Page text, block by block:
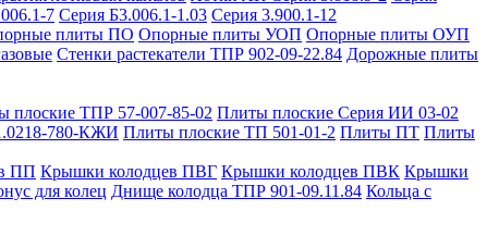
7 Серия Б3.006.1-1.03 Серия 3.900.1-12
плиты ПО Опорные плиты УОП Опорные плиты ОУП
Стенки растекатели ТПР 902-09-22.84 Дорожные плиты
плоские ТПР 57-007-85-02 Плиты плоские Серия ИИ 03-02
780-КЖИ Плиты плоские ТП 501-01-2 Плиты ПТ Плиты
ПП Крышки колодцев ПВГ Крышки колодцев ПВК Крышки
для колец Днище колодца ТПР 901-09.11.84 Кольца с